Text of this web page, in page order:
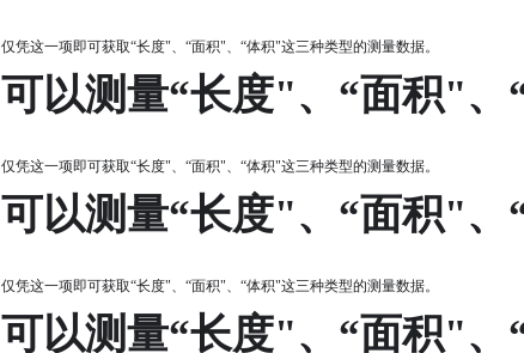
仅凭这一项即可获取“长度"、“面积"、“体积"这三种类型的测量数据。
可以测量“长度"、“面积"、
仅凭这一项即可获取“长度"、“面积"、“体积"这三种类型的测量数据。
可以测量“长度"、“面积"、
仅凭这一项即可获取“长度"、“面积"、“体积"这三种类型的测量数据。
可以测量“长度"、“面积"、